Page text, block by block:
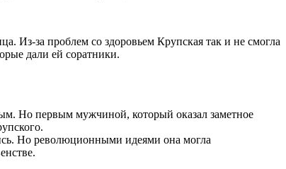
Из-за проблем со здоровьем Крупская так и не смогла
дали ей соратники.
Но первым мужчиной, который оказал заметное
Но революционными идеями она могла